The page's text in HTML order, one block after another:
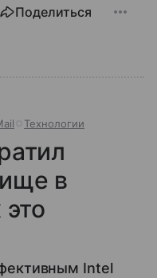
Поделиться
Технологии
в
Intel